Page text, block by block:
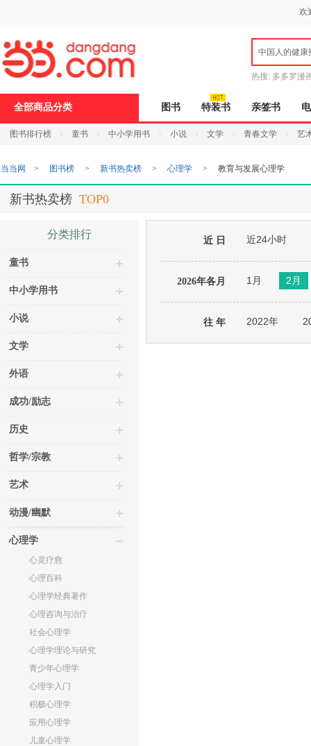
欢
中国人的健康
热搜: 多多罗漫
全部商品分类 图书 特装书 亲签书
图书排行榜 童书 中小学用书 小说 文学 青春文学 艺
当当网 > 图书榜 > 新书热卖榜 > 心理学 > 教育与发展心理学
新书热卖榜 TOP0
分类排行
童书
中小学用书
小说
文学
外语
成功/励志
历史
哲学/宗教
艺术
动漫/幽默
心理学
心灵疗愈
心理百科
心理学经典著作
心理咨询与治疗
社会心理学
心理学理论与研究
青少年心理学
心理学入门
积极心理学
应用心理学
儿童心理学
近 日 近24小时
2026年各月 1月 2月
往 年 2022年
打
开
无
障
页
加